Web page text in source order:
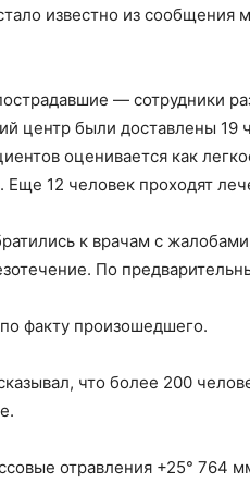
известно из сообщения
— сотрудники
центр были доставлены 19
оценивается как
Еще 12 человек проходят
к врачам с
По
факту произошедшего.
что более 200
отравления +25° 764